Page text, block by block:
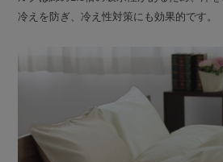
冷えを防ぎ、冷え性対策にも効果的です。